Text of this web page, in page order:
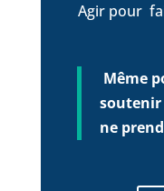
Agir pour
Même
soutenir
ne